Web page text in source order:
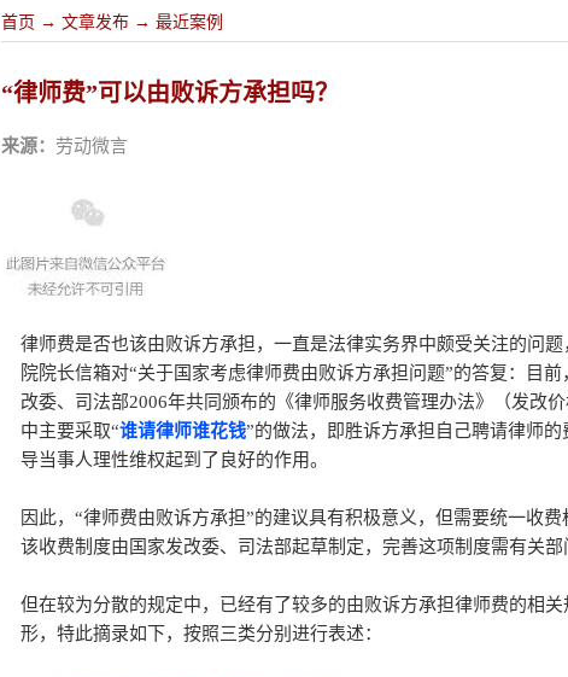
首页 → 文章发布 → 最近案例
“律师费”可以由败诉方承担吗？
来源： 劳动微言
律师费是否也该由败诉方承担，一直是法律实务界中颇受关注的问
院院长信箱对“关于国家考虑律师费由败诉方承担问题”的答复：目
改委、司法部2006年共同颁布的《律师服务收费管理办法》（发改
中主要采取“谁请律师谁花钱”的做法，即胜诉方承担自己聘请律师
导当事人理性维权起到了良好的作用。
因此，“律师费由败诉方承担”的建议具有积极意义，但需要统一收
该收费制度由国家发改委、司法部起草制定，完善这项制度需有关部
但在较为分散的规定中，已经有了较多的由败诉方承担律师费的相
形，特此摘录如下，按照三类分别进行表述：